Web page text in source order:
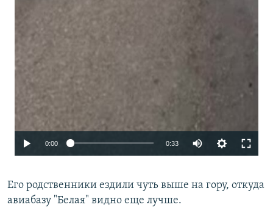
0:00 0:33
360p
Его родственники ездили чуть выше на гору, откуда
авиабазу "Белая" видно еще лучше.